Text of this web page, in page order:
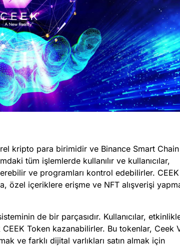
kripto para birimidir ve Binance Smart Chain
tüm işlemlerde kullanılır ve kullanıcılar,
ve programları kontrol edebilirler. CEEK
özel içeriklere erişme ve NFT alışverişi
de bir parçasıdır. Kullanıcılar,
Token kazanabilirler. Bu tokenlar, Ceek
ve farklı dijital varlıkları satın almak için